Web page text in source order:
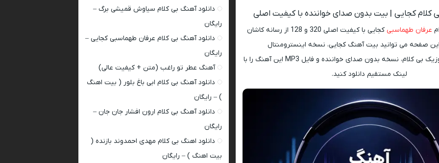
کلام کجایی | بیت بدون صدای خواننده با کیفیت اصلی
عرفان طهماسبی
کجایی با کیفیت اصلی 320 و 128 از رسانه کاشان
صفحه می توانید بیت آهنگ کجایی، نسخه اینسترومنتال
(Instrumental)، موزیک بی کلام، نسخه بدون صدای خواننده و فایل MP3 این آهنگ را با
لینک مستقیم دانلود کنید.
دانلود آهنگ بی کلام سیاوش قمیشی برگ –
رایگان
دانلود آهنگ بی کلام عرفان طهماسبی کجایی –
رایگان
آهنگ عطر تو راغب (متن + کیفیت عالی)
دانلود آهنگ بی کلام ابی باغ بلور ( بیت اهنگ
) – رایگان
دانلود آهنگ بی کلام ارون افشار جان جان –
رایگان
دانلود اهنگ بی کلام مهدی احمدوند بازنده (
بیت اهنگ ) – رایگان